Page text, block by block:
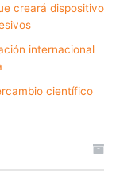
creará dispositivo
internacional
científico